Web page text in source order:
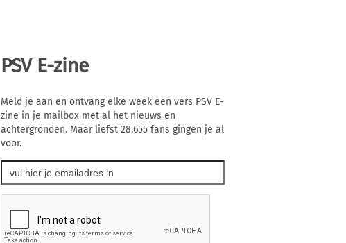
PSV E-zine
Meld je aan en ontvang elke week een vers PSV E-
zine in je mailbox met al het nieuws en
achtergronden. Maar liefst 28.655 fans gingen je al
voor.